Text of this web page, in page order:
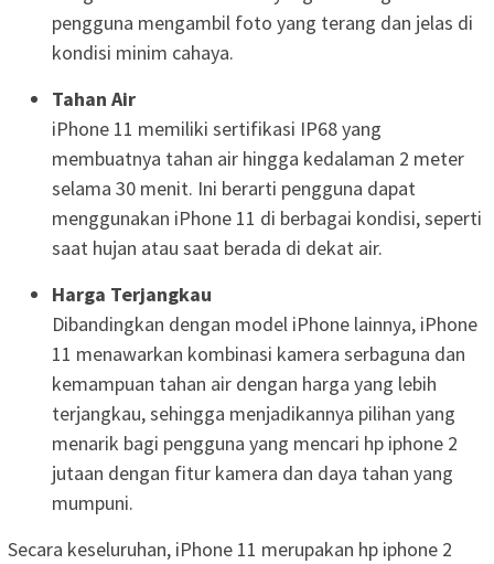
pengguna mengambil foto yang terang dan jelas di
kondisi minim cahaya.
Tahan Air
iPhone 11 memiliki sertifikasi IP68 yang
membuatnya tahan air hingga kedalaman 2 meter
selama 30 menit. Ini berarti pengguna dapat
menggunakan iPhone 11 di berbagai kondisi, seperti
saat hujan atau saat berada di dekat air.
Harga Terjangkau
Dibandingkan dengan model iPhone lainnya, iPhone
11 menawarkan kombinasi kamera serbaguna dan
kemampuan tahan air dengan harga yang lebih
terjangkau, sehingga menjadikannya pilihan yang
menarik bagi pengguna yang mencari hp iphone 2
jutaan dengan fitur kamera dan daya tahan yang
mumpuni.
Secara keseluruhan, iPhone 11 merupakan hp iphone 2